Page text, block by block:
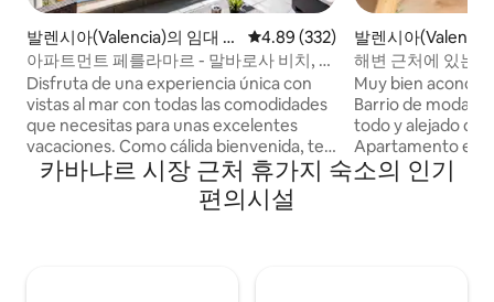
발렌시아(Valencia)의 임대 호
실
평점 4.89점(5점 만점), 후기 332
4.89 (332)
아파트먼트 페를라마르 - 말바로사 비치, 아
파트먼트...
Disfruta de una experiencia única con
vistas al mar con todas las comodidades
que necesitas para unas excelentes
vacaciones. Como cálida bienvenida, te
obsequiamos con una botella de vino
para iniciar tu visita con un delicioso
detalle. Es el lugar perfecto para
발렌시아
호실
해변 근처에 있는
Muy bien
Barrio de moda
todo y alejado del
Apartamento en
metros
una escalera
카바냐르 시장 근처 휴가지 숙소의 인기
편의시설